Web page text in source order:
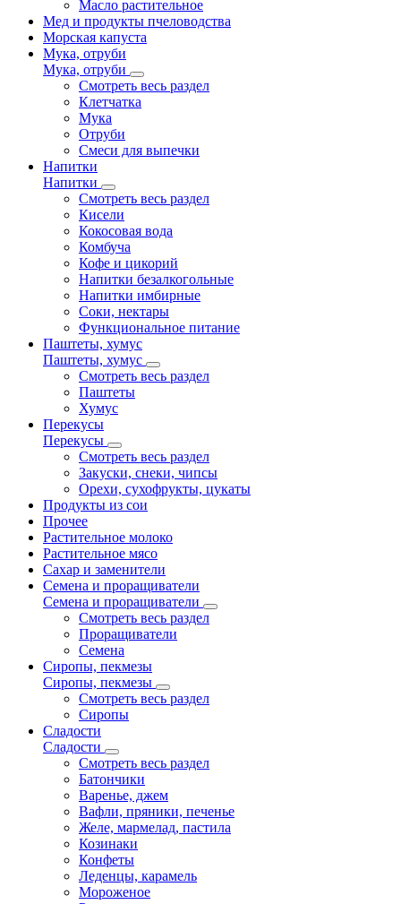
Масло растительное
Мед и продукты пчеловодства
Морская капуста
Мука, отруби
Мука, отруби
Смотреть весь раздел
Клетчатка
Мука
Отруби
Смеси для выпечки
Напитки
Напитки
Смотреть весь раздел
Кисели
Кокосовая вода
Комбуча
Кофе и цикорий
Напитки безалкогольные
Напитки имбирные
Соки, нектары
Функциональное питание
Паштеты, хумус
Паштеты, хумус
Смотреть весь раздел
Паштеты
Хумус
Перекусы
Перекусы
Смотреть весь раздел
Закуски, снеки, чипсы
Орехи, сухофрукты, цукаты
Продукты из сои
Прочее
Растительное молоко
Растительное мясо
Сахар и заменители
Семена и проращиватели
Семена и проращиватели
Смотреть весь раздел
Проращиватели
Семена
Сиропы, пекмезы
Сиропы, пекмезы
Смотреть весь раздел
Сиропы
Сладости
Сладости
Смотреть весь раздел
Батончики
Варенье, джем
Вафли, пряники, печенье
Желе, мармелад, пастила
Козинаки
Конфеты
Леденцы, карамель
Мороженое